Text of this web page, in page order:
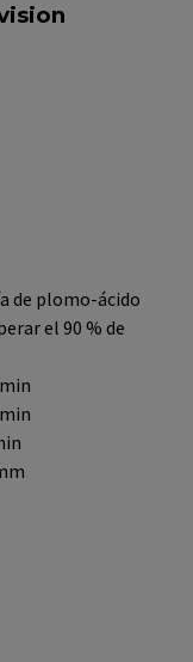
de plomo-ácido
el 90 % de